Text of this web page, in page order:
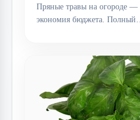
Пряные травы на огороде —
экономия бюджета.